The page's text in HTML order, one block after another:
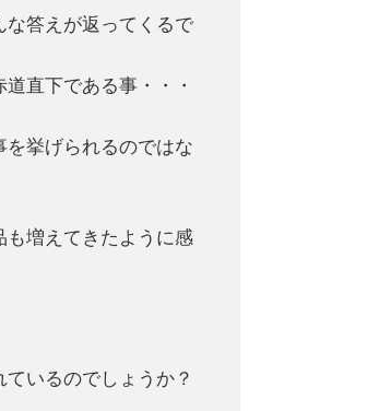
答えが返ってくるで
直下である事・・・
挙げられるのではな
も増えてきたように感
いるのでしょうか？